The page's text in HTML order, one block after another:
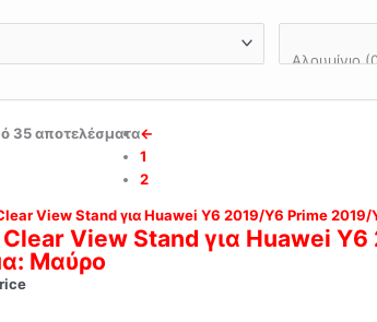
35 αποτελέσματα
View Stand για Huawei
Μαύρο
←
1
2